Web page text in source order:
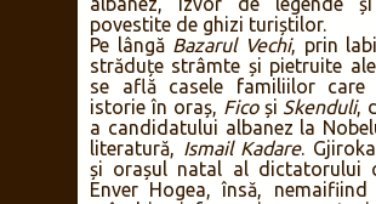
povestite de ghizi turiștilor.
Pe lângă Bazarul Vechi, prin
străduțe strâmte și pietruite
se află casele familiilor care
istorie în oraș, Ficoși Skenduli,
a candidatului albanez la
literatură, Ismail Kadare.
și orașul natal al dictatorului
Enver Hogea, însă,